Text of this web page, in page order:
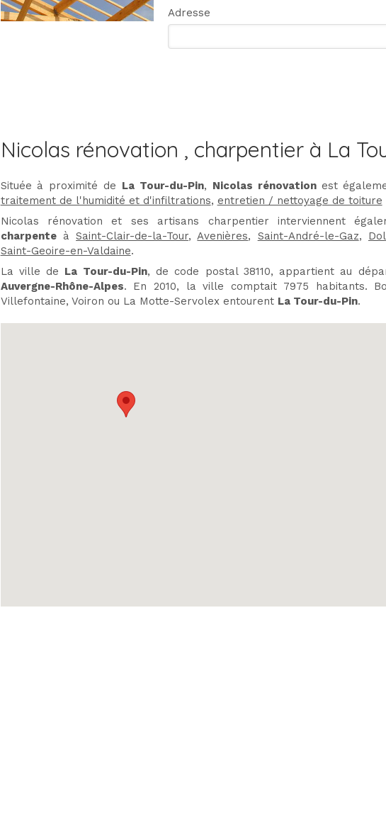
Adresse
Nicolas rénovation , charpentier à La
Située à proximité de La Tour-du-Pin, Nicolas rénovation est
traitement de l'humidité et d'infiltrations, entretien / nettoyage de toiture
Nicolas rénovation et ses artisans charpentier interviennent
charpenteàSaint-Clair-de-la-Tour,Avenières, Saint-André-le-Gaz,
Saint-Geoire-en-Valdaine.
La ville de La Tour-du-Pin, de code postal 38110, appartient au
Auvergne-Rhône-Alpes. En 2010, la ville comptait 7975 habitants.
Villefontaine, Voiron ou La Motte-Servolex entourent La Tour-du-Pin.